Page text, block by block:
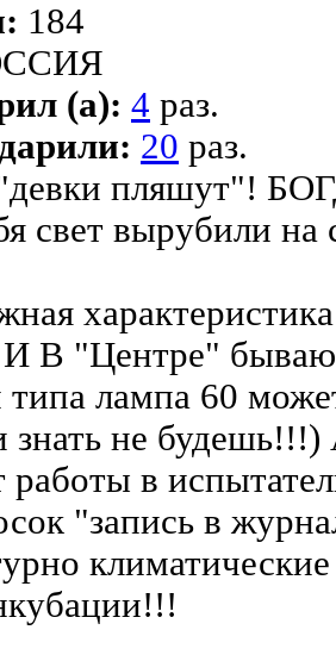
184
(а): 4 раз.
20 раз.
пляшут"!
свет вырубили на
В "Центре"
типа лампа 60
знать не
работы в
"запись в